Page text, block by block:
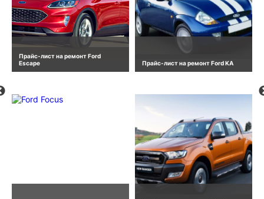
Прайс-лист на ремонт Ford
Escape
Прайс-лист на ремонт Ford KA